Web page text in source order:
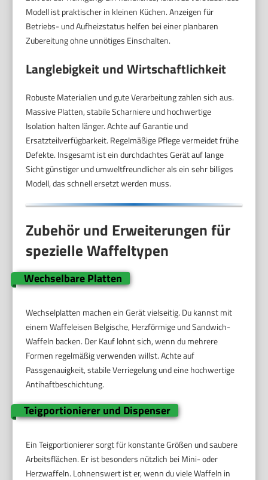
Modell ist praktischer in kleinen Küchen. Anzeigen für
Betriebs- und Aufheizstatus helfen bei einer planbaren
Zubereitung ohne unnötiges Einschalten.
Langlebigkeit und Wirtschaftlichkeit
Robuste Materialien und gute Verarbeitung zahlen sich aus.
Massive Platten, stabile Scharniere und hochwertige
Isolation halten länger. Achte auf Garantie und
Ersatzteilverfügbarkeit. Regelmäßige Pflege vermeidet frühe
Defekte. Insgesamt ist ein durchdachtes Gerät auf lange
Sicht günstiger und umweltfreundlicher als ein sehr billiges
Modell, das schnell ersetzt werden muss.
Zubehör und Erweiterungen für
spezielle Waffeltypen
Wechselbare Platten
Wechselplatten machen ein Gerät vielseitig. Du kannst mit
einem Waffeleisen Belgische, Herzförmige und Sandwich-
Waffeln backen. Der Kauf lohnt sich, wenn du mehrere
Formen regelmäßig verwenden willst. Achte auf
Passgenauigkeit, stabile Verriegelung und eine hochwertige
Antihaftbeschichtung.
Teigportionierer und Dispenser
Ein Teigportionierer sorgt für konstante Größen und saubere
Arbeitsflächen. Er ist besonders nützlich bei Mini- oder
Herzwaffeln. Lohnenswert ist er, wenn du viele Waffeln in